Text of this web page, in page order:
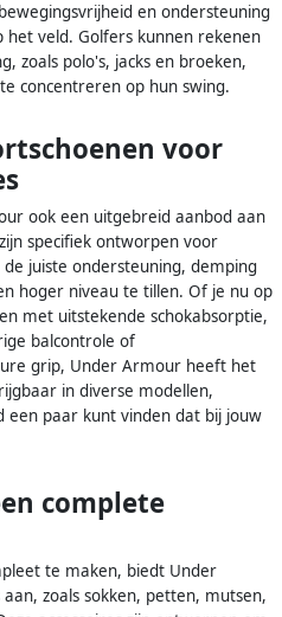
en ondersteuning
het veld. Golfers kunnen rekenen
zoals polo's, jacks en broeken,
concentreren op hun swing.
voor
ook een uitgebreid aanbod aan
specifiek ontworpen voor
juiste ondersteuning, demping
hoger niveau te tillen. Of je nu op
met uitstekende schokabsorptie,
balcontrole of
grip, Under Armour heeft het
in diverse modellen,
een paar kunt vinden dat bij jouw
complete
te maken, biedt Under
zoals sokken, petten, mutsen,